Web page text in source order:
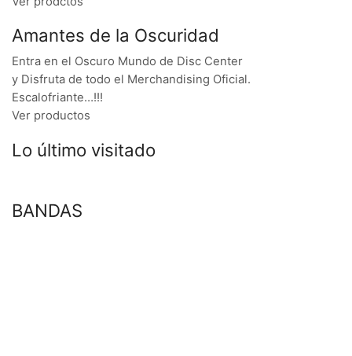
Amantes de la Oscuridad
Entra en el Oscuro Mundo de Disc Center
y Disfruta de todo el Merchandising Oficial.
Escalofriante…!!!
Ver productos
Lo último visitado
BANDAS